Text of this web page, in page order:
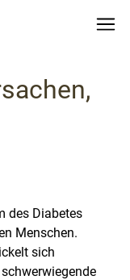
des Diabetes
Menschen.
sich